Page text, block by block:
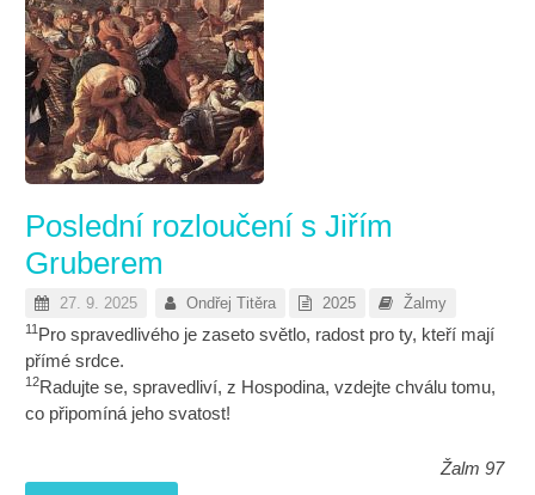
Poslední rozloučení s Jiřím
Gruberem
27. 9. 2025 Ondřej Titěra 2025 Žalmy
11 Pro spravedlivého je zaseto světlo, radost pro ty, kteří mají
přímé srdce.
12Radujte se, spravedliví, z Hospodina, vzdejte chválu tomu,
co připomíná jeho svatost!
Žalm 97